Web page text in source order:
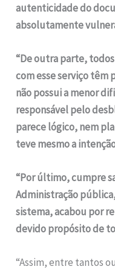
autenticidade do
absolutamente
“De outra parte,
com esse serviço têm
não possui a menor
responsável pelo
parece lógico, nem
teve mesmo a
“Por último, cumpre
Administração
sistema, acabou por
devido propósito de
“Assim, entre tantos